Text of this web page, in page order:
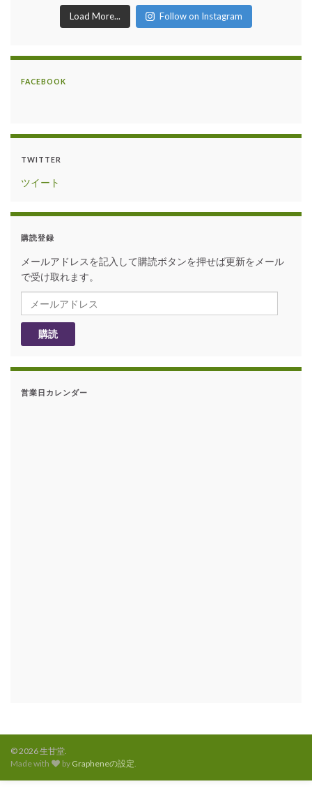
Load More... Follow on Instagram
FACEBOOK
TWITTER
ツイート
購読登録
メールアドレスを記入して購読ボタンを押せば更新をメール
で受け取れます。
メールアドレス
購読
営業日カレンダー
© 2026 生甘堂.
Made with
by Grapheneの設定.